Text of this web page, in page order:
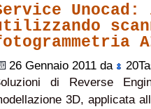
26 Gennaio 2011 da
di Reverse
3D, applicata